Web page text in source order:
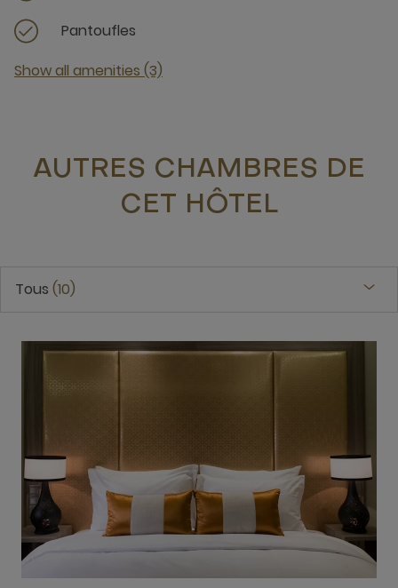
Pantoufles
Show all amenities (3)
AUTRES CHAMBRES DE
CET HÔTEL
Tous 10